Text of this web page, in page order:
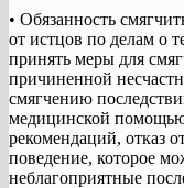
• Обязанность
от истцов по делам о
принять меры для
причиненной
смягчению
медицинской
рекомендаций, отказ
поведение, которое
неблагоприятные